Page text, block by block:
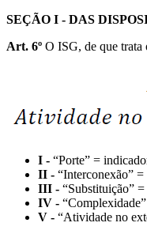
SEÇÃO I - DAS
Art. 6º O ISG, de que trata
I - “Porte” =
II - “Interconexão”
III - “Substituição”
IV -
V - “Atividade no